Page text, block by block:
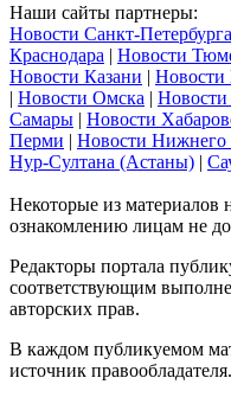
Наши сайты партнеры:
Новости Санкт-Петербурга
Краснодара | Новости
Новости Казани | Новости
| Новости Омска | Новости
Самары | Новости
Перми | Новости Нижнего
Нур-Султана (Астаны) |
Некоторые из материалов
ознакомлению лицам не
Редакторы портала
соответствующим
авторских прав.
В каждом публикуемом
источник правообладателя.